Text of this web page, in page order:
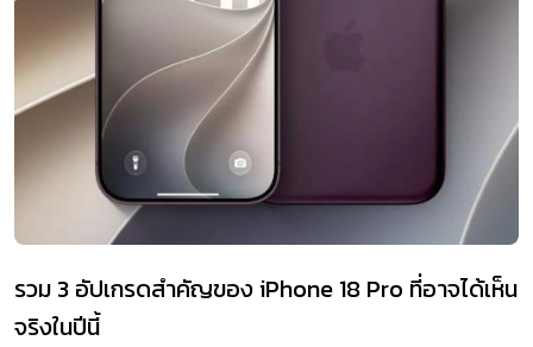
รวม 3 อัปเกรดสำคัญของ iPhone 18 Pro ที่อาจได้เห็น
จริงในปีนี้